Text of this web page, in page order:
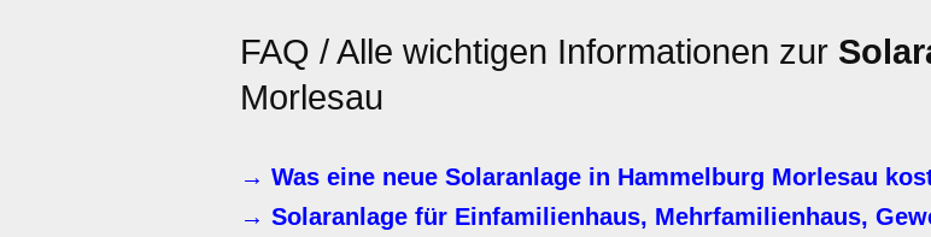
FAQ / Alle wichtigen Informationen zur
Morlesau
→ Was eine neue Solaranlage in Hammelburg Morlesau
→ Solaranlage für Einfamilienhaus, Mehrfamilienhaus,